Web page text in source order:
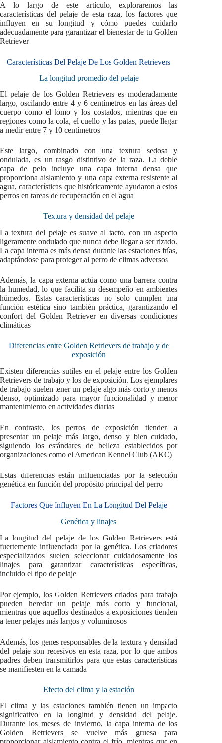
A lo largo de este artículo, exploraremos las
características del pelaje de esta raza, los factores que
influyen en su longitud y cómo puedes cuidarlo
adecuadamente para garantizar el bienestar de tu Golden
Retriever
Características Del Pelaje De Los Golden Retrievers
La longitud promedio del pelaje
El pelaje de los Golden Retrievers es moderadamente
largo, oscilando entre 4 y 6 centímetros en las áreas del
cuerpo como el lomo y los costados, mientras que en
regiones como la cola, el cuello y las patas, puede llegar
a medir entre 7 y 10 centímetros
Este largo, combinado con una textura sedosa y
ondulada, es un rasgo distintivo de la raza. La doble
capa de pelo incluye una capa interna densa que
proporciona aislamiento y una capa externa resistente al
agua, características que históricamente ayudaron a estos
perros en tareas de recuperación en el agua
Textura y densidad del pelaje
La textura del pelaje es suave al tacto, con un aspecto
ligeramente ondulado que nunca debe llegar a ser rizado.
La capa interna es más densa durante las estaciones frías,
adaptándose para proteger al perro de climas adversos
Además, la capa externa actúa como una barrera contra
la humedad, lo que facilita su desempeño en ambientes
húmedos. Estas características no solo cumplen una
función estética sino también práctica, garantizando el
confort del Golden Retriever en diversas condiciones
climáticas
Diferencias entre Golden Retrievers de trabajo y de
exposición
Existen diferencias sutiles en el pelaje entre los Golden
Retrievers de trabajo y los de exposición. Los ejemplares
de trabajo suelen tener un pelaje algo más corto y menos
denso, optimizado para mayor funcionalidad y menor
mantenimiento en actividades diarias
En contraste, los perros de exposición tienden a
presentar un pelaje más largo, denso y bien cuidado,
siguiendo los estándares de belleza establecidos por
organizaciones como el American Kennel Club (AKC)
Estas diferencias están influenciadas por la selección
genética en función del propósito principal del perro
Factores Que Influyen En La Longitud Del Pelaje
Genética y linajes
La longitud del pelaje de los Golden Retrievers está
fuertemente influenciada por la genética. Los criadores
especializados suelen seleccionar cuidadosamente los
linajes para garantizar características específicas,
incluido el tipo de pelaje
Por ejemplo, los Golden Retrievers criados para trabajo
pueden heredar un pelaje más corto y funcional,
mientras que aquellos destinados a exposiciones tienden
a tener pelajes más largos y voluminosos
Además, los genes responsables de la textura y densidad
del pelaje son recesivos en esta raza, por lo que ambos
padres deben transmitirlos para que estas características
se manifiesten en la camada
Efecto del clima y la estación
El clima y las estaciones también tienen un impacto
significativo en la longitud y densidad del pelaje.
Durante los meses de invierno, la capa interna de los
Golden Retrievers se vuelve más gruesa para